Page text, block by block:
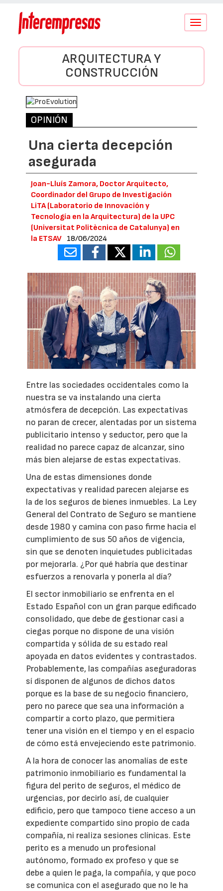
Conmutar
ARQUITECTURA Y
CONSTRUCCIÓN
OPINIÓN
Una cierta decepción
asegurada
Joan-Lluís Zamora, Doctor Arquitecto,
Coordinador del Grupo de Investigación
LiTA (Laboratorio de Innovación y
Tecnología en la Arquitectura) de la UPC
(Universitat Politècnica de Catalunya) en
la ETSAV 18/06/2024
Entre las sociedades occidentales como la
nuestra se va instalando una cierta
atmósfera de decepción. Las expectativas
no paran de crecer, alentadas por un sistema
publicitario intenso y seductor, pero que la
realidad no parece capaz de alcanzar, sino
más bien alejarse de estas expectativas.
Una de estas dimensiones donde
expectativas y realidad parecen alejarse es
la de los seguros de bienes inmuebles. La Ley
General del Contrato de Seguro se mantiene
desde 1980 y camina con paso firme hacia el
cumplimiento de sus 50 años de vigencia,
sin que se denoten inquietudes publicitadas
por mejorarla. ¿Por qué habría que destinar
esfuerzos a renovarla y ponerla al día?
El sector inmobiliario se enfrenta en el
Estado Español con un gran parque edificado
consolidado, que debe de gestionar casi a
ciegas porque no dispone de una visión
compartida y sólida de su estado real
apoyada en datos evidentes y contrastados.
Probablemente, las compañías aseguradoras
sí disponen de algunos de dichos datos
porque es la base de su negocio financiero,
pero no parece que sea una información a
compartir a corto plazo, que permitiera
tener una visión en el tiempo y en el espacio
de cómo está envejeciendo este patrimonio.
A la hora de conocer las anomalías de este
patrimonio inmobiliario es fundamental la
figura del perito de seguros, el médico de
urgencias, por decirlo así, de cualquier
edificio, pero que tampoco tiene acceso a un
expediente compartido sino propio de cada
compañía, ni realiza sesiones clínicas. Este
perito es a menudo un profesional
autónomo, formado ex profeso y que se
debe a quien le paga, la compañía, y que poco
se comunica con el asegurado que no le ha